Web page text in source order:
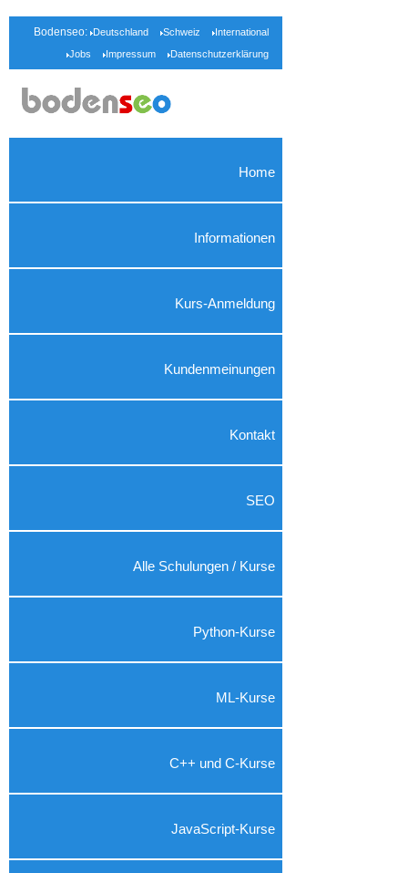
Bodenseo: Deutschland Schweiz
International
Jobs
Impressum Datenschutzerklärung
Home
Informationen
Kurs-Anmeldung
Kundenmeinungen
Kontakt
SEO
Alle Schulungen / Kurse
Python-Kurse
ML-Kurse
C++ und C-Kurse
JavaScript-Kurse